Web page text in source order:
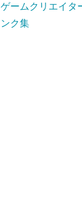
ゲームクリエイタ
ンク集